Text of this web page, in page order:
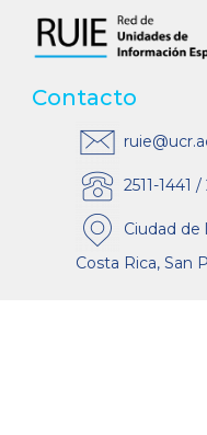
Contacto
2511-1441
Ciudad de
Costa Rica, San